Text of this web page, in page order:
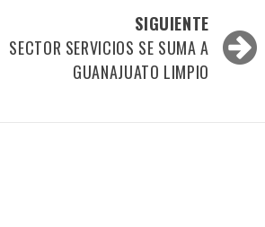
SIGUIENTE
SECTOR SERVICIOS SE SUMA A
GUANAJUATO LIMPIO